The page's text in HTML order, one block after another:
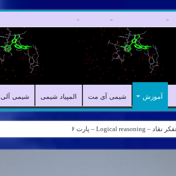
آموزش شیمی آی مت المپیاد شیمی شیمی آلی